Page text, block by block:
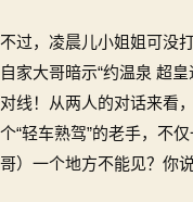
不过，凌晨儿小姐姐可没
自家大哥暗示“约温泉 超
对线！从两人的对话来看
个“轻车熟驾”的老手，不
哥）一个地方不能见？你